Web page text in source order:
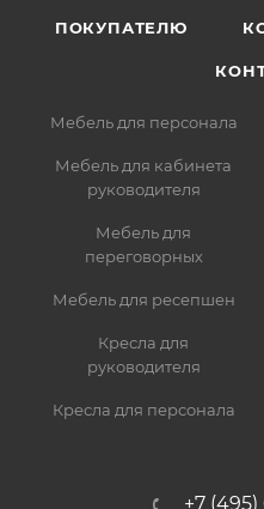
ПОКУПАТЕЛЮ
Мебель для персонала
Мебель для кабинета
руководителя
Мебель для
переговорных
Мебель для ресепшен
Кресла для
руководителя
Кресла для персонала
+7